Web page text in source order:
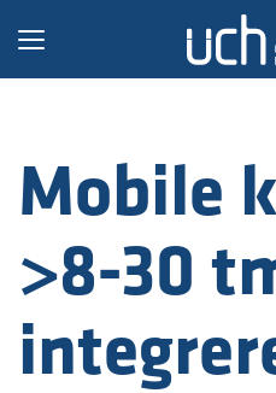
Toggle
Mobile
>8-30